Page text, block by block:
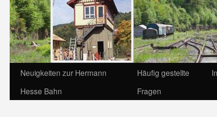
Neuigkeiten zur Hermann
Hesse Bahn
Häufig gestellte
Fragen